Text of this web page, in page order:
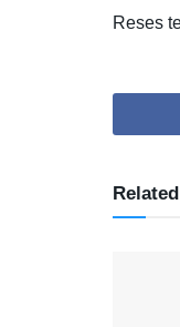
Reses
Related